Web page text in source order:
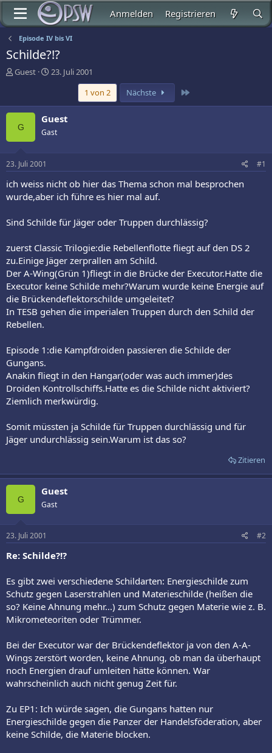
Anmelden Registrieren
Episode IV bis VI
Schilde?!?
E
t
e
Guest
E
t
e
l
l
m
23. Juli 2001
1 von 2
Nächste
G
Guest
Gast
23. Juli 2001 #1
ich weiss nicht ob hier das Thema schon mal besprochen
wurde,aber ich führe es hier mal auf.
Sind Schilde für Jäger oder Truppen durchlässig?
zuerst Classic Trilogie:die Rebellenflotte fliegt auf den DS 2
zu.Einige Jäger zerprallen am Schild.
Der A-Wing(Grün 1)fliegt in die Brücke der Executor.Hatte die
Executor keine Schilde mehr?Warum wurde keine Energie auf
die Brückendeflektorschilde umgeleitet?
In TESB gehen die imperialen Truppen durch den Schild der
Rebellen.
Episode 1:die Kampfdroiden passieren die Schilde der
Gungans.
Anakin fliegt in den Hangar(oder was auch immer)des
Droiden Kontrollschiffs.Hatte es die Schilde nicht aktiviert?
Ziemlich merkwürdig.
Somit müssten ja Schilde für Truppen durchlässig und für
Jäger undurchlässig sein.Warum ist das so?
Zitieren
G
Guest
Gast
23. Juli 2001 #2
Re: Schilde?!?
Es gibt zwei verschiedene Schildarten: Energieschilde zum
Schutz gegen Laserstrahlen und Materieschilde (heißen die
so? Keine Ahnung mehr...) zum Schutz gegen Materie wie z. B.
Mikrometeoriten oder Trümmer.
Bei der Executor war der Brückendeflektor ja von den A-A-
Wings zerstört worden, keine Ahnung, ob man da überhaupt
noch Energien drauf umleiten hätte können. War
wahrscheinlich auch nicht genug Zeit für.
Zu EP1: Ich würde sagen, die Gungans hatten nur
Energieschilde gegen die Panzer der Handelsföderation, aber
keine Schilde, die Materie blocken.